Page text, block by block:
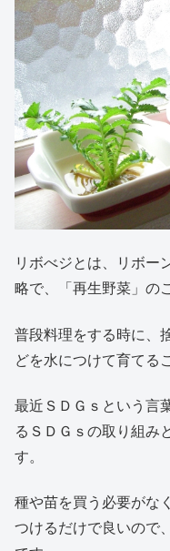
リボべジとは、リボー
略で、「再生野菜」の
普段料理をする時に、
どを水につけて育てる
最近ＳＤＧｓという言
るＳＤＧｓの取り組み
す。
種や苗を買う必要がな
つけるだけで良いので